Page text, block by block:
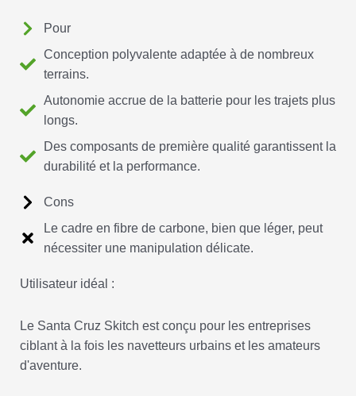
Pour
Conception polyvalente adaptée à de nombreux
terrains.
Autonomie accrue de la batterie pour les trajets plus
longs.
Des composants de première qualité garantissent la
durabilité et la performance.
Cons
Le cadre en fibre de carbone, bien que léger, peut
nécessiter une manipulation délicate.
Utilisateur idéal :
Le Santa Cruz Skitch est conçu pour les entreprises
ciblant à la fois les navetteurs urbains et les amateurs
d'aventure.